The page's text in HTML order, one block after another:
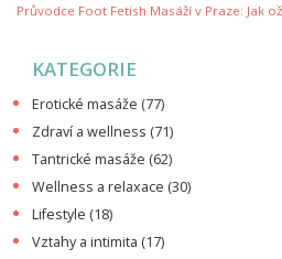
Průvodce Foot Fetish Masáží v Praze: Jak
KATEGORIE
Erotické masáže (77)
Zdraví a wellness (71)
Tantrické masáže (62)
Wellness a relaxace (30)
Lifestyle (18)
Vztahy a intimita (17)